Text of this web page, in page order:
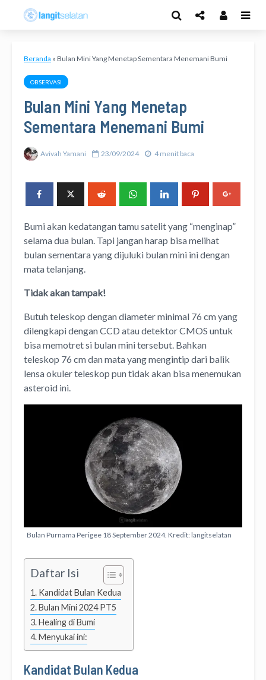
Beranda » Bulan Mini Yang Menetap Sementara Menemani Bumi
OBSERVASI
Bulan Mini Yang Menetap
Sementara Menemani Bumi
Avivah Yamani 23/09/2024 4 menit baca
Bumi akan kedatangan tamu satelit yang “menginap”
selama dua bulan. Tapi jangan harap bisa melihat
bulan sementara yang dijuluki bulan mini ini dengan
mata telanjang.
Tidak akan tampak!
Butuh teleskop dengan diameter minimal 76 cm yang
dilengkapi dengan CCD atau detektor CMOS untuk
bisa memotret si bulan mini tersebut. Bahkan
teleskop 76 cm dan mata yang mengintip dari balik
lensa okuler teleskop pun tidak akan bisa menemukan
asteroid ini.
Bulan Purnama Perigee 18 September 2024. Kredit: langitselatan
Daftar Isi
Kandidat Bulan Kedua
Bulan Mini 2024 PT5
Healing di Bumi
Menyukai ini:
Kandidat Bulan Kedua